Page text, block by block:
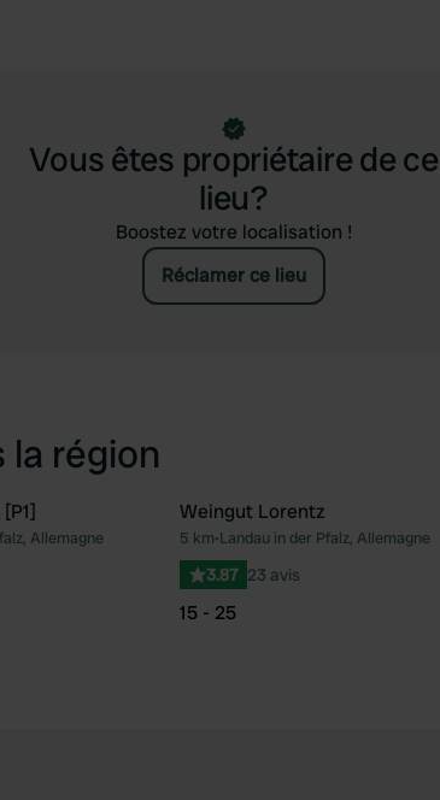
Vous êtes propriétaire de ce
lieu?
Boostez votre localisation !
Réclamer ce lieu
région
Préféré
Allemagne
Weingut Lorentz
5 km•Landau in der Pfalz, Allemagne
3.87 23 avis
15 - 25